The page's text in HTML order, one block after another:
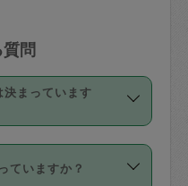
問
まっています
定です。3時間を
、延長機能をご
ていますか？